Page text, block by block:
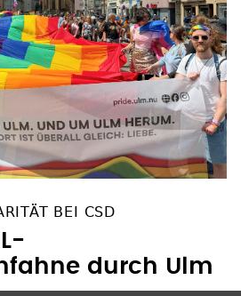
BEI CSD
durch Ulm